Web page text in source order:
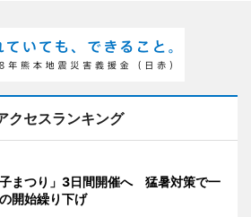
クセスランキング
子まつり」3日間開催へ 猛暑対策で一
開始繰り下げ